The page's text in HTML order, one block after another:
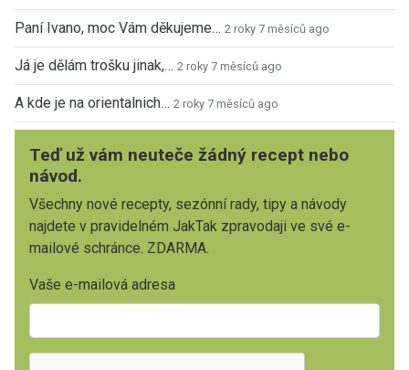
Paní Ivano, moc Vám děkujeme… 2 roky 7 měsíců ago
Já je dělám trošku jinak,… 2 roky 7 měsíců ago
A kde je na orientalnich… 2 roky 7 měsíců ago
Teď už vám neuteče žádný recept nebo
návod.
Všechny nové recepty, sezónní rady, tipy a návody
najdete v pravidelném JakTak zpravodaji ve své e-
mailové schránce. ZDARMA.
Vaše e-mailová adresa